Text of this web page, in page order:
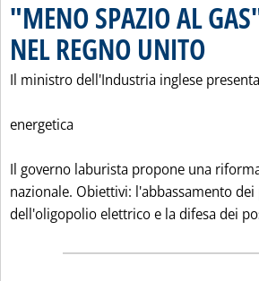
"MENO SPAZIO AL
NEL REGNO UNITO
Il ministro dell'Industria inglese
energetica
Il governo laburista propone una
nazionale. Obiettivi: l'abbassamento
dell'oligopolio elettrico e la difesa dei